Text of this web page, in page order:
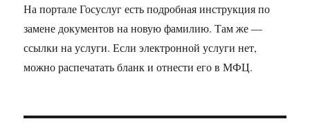
На портале Госуслуг есть подробная инструкция по
замене документов на новую фамилию. Там же —
ссылки на услуги. Если электронной услуги нет,
можно распечатать бланк и отнести его в МФЦ.